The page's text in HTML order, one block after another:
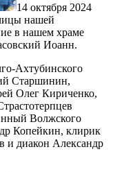
14 октября 2024
нашей
в нашем храме
Иоанн.
Ахтубинского
Старшинин,
Олег Кириченко,
Волжского
Копейкин, клирик
и диакон Александр